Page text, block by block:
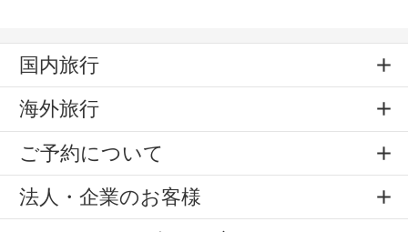
国内旅行
海外旅行
ご予約について
法人・企業のお客様